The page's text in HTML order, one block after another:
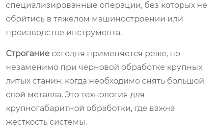
специализированные операции, без которых не
обойтись в тяжелом машиностроении или
производстве инструмента.
Строгание сегодня применяется реже, но
незаменимо при черновой обработке крупных
литых станин, когда необходимо снять большой
слой металла. Это технология для
крупногабаритной обработки, где важна
жесткость системы.